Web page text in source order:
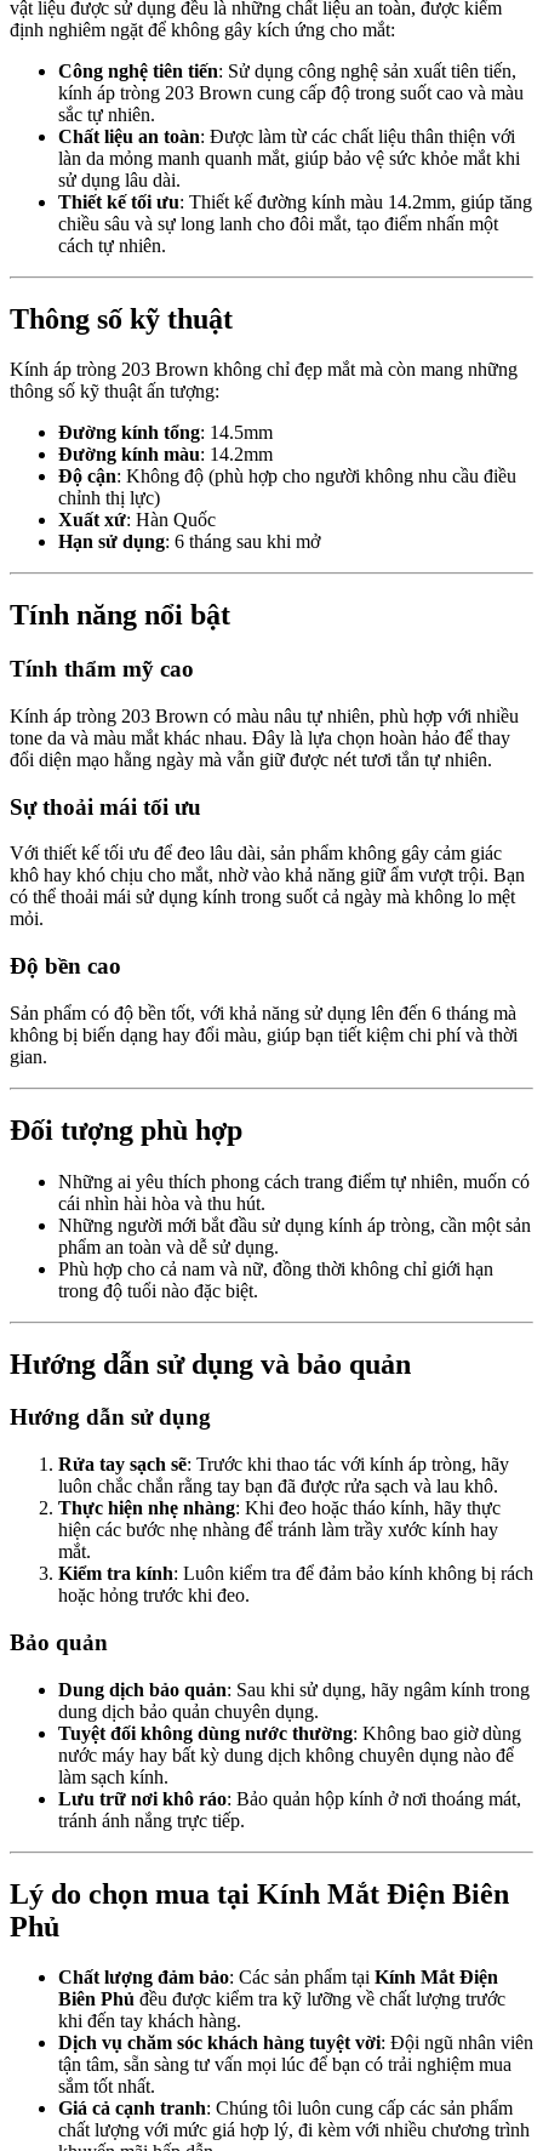
vật liệu được sử dụng đều là những chất liệu an toàn, được kiểm
định nghiêm ngặt để không gây kích ứng cho mắt:
Công nghệ tiên tiến: Sử dụng công nghệ sản xuất tiên tiến,
kính áp tròng 203 Brown cung cấp độ trong suốt cao và màu
sắc tự nhiên.
Chất liệu an toàn: Được làm từ các chất liệu thân thiện với
làn da mỏng manh quanh mắt, giúp bảo vệ sức khỏe mắt khi
sử dụng lâu dài.
Thiết kế tối ưu: Thiết kế đường kính màu 14.2mm, giúp tăng
chiều sâu và sự long lanh cho đôi mắt, tạo điểm nhấn một
cách tự nhiên.
Thông số kỹ thuật
Kính áp tròng 203 Brown không chỉ đẹp mắt mà còn mang những
thông số kỹ thuật ấn tượng:
Đường kính tổng: 14.5mm
Đường kính màu: 14.2mm
Độ cận: Không độ (phù hợp cho người không nhu cầu điều
chỉnh thị lực)
Xuất xứ: Hàn Quốc
Hạn sử dụng: 6 tháng sau khi mở
Tính năng nổi bật
Tính thẩm mỹ cao
Kính áp tròng 203 Brown có màu nâu tự nhiên, phù hợp với nhiều
tone da và màu mắt khác nhau. Đây là lựa chọn hoàn hảo để thay
đổi diện mạo hằng ngày mà vẫn giữ được nét tươi tắn tự nhiên.
Sự thoải mái tối ưu
Với thiết kế tối ưu để đeo lâu dài, sản phẩm không gây cảm giác
khô hay khó chịu cho mắt, nhờ vào khả năng giữ ẩm vượt trội. Bạn
có thể thoải mái sử dụng kính trong suốt cả ngày mà không lo mệt
mỏi.
Độ bền cao
Sản phẩm có độ bền tốt, với khả năng sử dụng lên đến 6 tháng mà
không bị biến dạng hay đổi màu, giúp bạn tiết kiệm chi phí và thời
gian.
Đối tượng phù hợp
Những ai yêu thích phong cách trang điểm tự nhiên, muốn có
cái nhìn hài hòa và thu hút.
Những người mới bắt đầu sử dụng kính áp tròng, cần một sản
phẩm an toàn và dễ sử dụng.
Phù hợp cho cả nam và nữ, đồng thời không chỉ giới hạn
trong độ tuổi nào đặc biệt.
Hướng dẫn sử dụng và bảo quản
Hướng dẫn sử dụng
Rửa tay sạch sẽ: Trước khi thao tác với kính áp tròng, hãy
luôn chắc chắn rằng tay bạn đã được rửa sạch và lau khô.
Thực hiện nhẹ nhàng: Khi đeo hoặc tháo kính, hãy thực
hiện các bước nhẹ nhàng để tránh làm trầy xước kính hay
mắt.
Kiểm tra kính: Luôn kiểm tra để đảm bảo kính không bị rách
hoặc hỏng trước khi đeo.
Bảo quản
Dung dịch bảo quản: Sau khi sử dụng, hãy ngâm kính trong
dung dịch bảo quản chuyên dụng.
Tuyệt đối không dùng nước thường: Không bao giờ dùng
nước máy hay bất kỳ dung dịch không chuyên dụng nào để
làm sạch kính.
Lưu trữ nơi khô ráo: Bảo quản hộp kính ở nơi thoáng mát,
tránh ánh nắng trực tiếp.
Lý do chọn mua tại Kính Mắt Điện Biên
Phủ
Chất lượng đảm bảo: Các sản phẩm tại Kính Mắt Điện
Biên Phủ đều được kiểm tra kỹ lưỡng về chất lượng trước
khi đến tay khách hàng.
Dịch vụ chăm sóc khách hàng tuyệt vời: Đội ngũ nhân viên
tận tâm, sẵn sàng tư vấn mọi lúc để bạn có trải nghiệm mua
sắm tốt nhất.
Giá cả cạnh tranh: Chúng tôi luôn cung cấp các sản phẩm
chất lượng với mức giá hợp lý, đi kèm với nhiều chương trình